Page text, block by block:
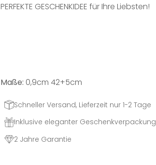
PERFEKTE GESCHENKIDEE für Ihre Liebsten!
Maße: 0,9cm 42+5cm
Schneller Versand, Lieferzeit nur 1-2 Tage
Inklusive eleganter Geschenkverpackung
2 Jahre Garantie